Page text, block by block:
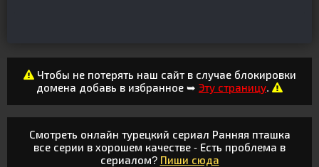
Чтобы не потерять наш сайт в случае блокировки
домена добавь в избранное ➥ Эту страницу.
Смотреть онлайн турецкий сериал Ранняя пташка
все серии в хорошем качестве - Есть проблема в
сериалом? Пиши сюда